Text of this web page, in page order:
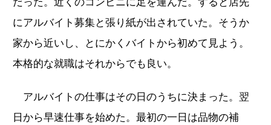
にアルバイト募集と張り紙が出されていた。そうか
家から近いし、とにかくバイトから初めて見よう。
本格的な就職はそれからでも良い。
アルバイトの仕事はその日のうちに決まった。翌
日から早速仕事を始めた。最初の一日は品物の補